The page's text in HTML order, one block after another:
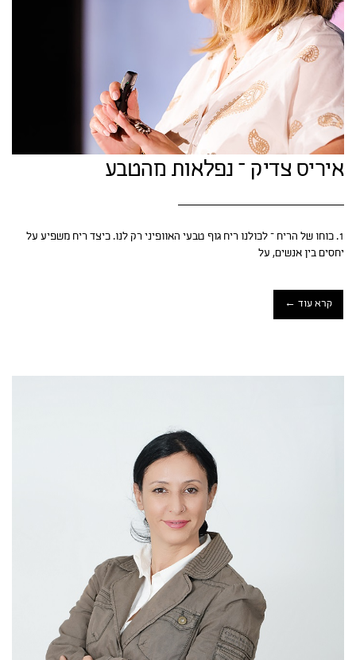
איריס צדיק – נפלאות מהטבע
1. כוחו של הריח – לכולנו ריח גוף טבעי האוופיני רק לנו. כיצד ריח משפיע על
יחסים בין אנשים, על
קרא עוד ←